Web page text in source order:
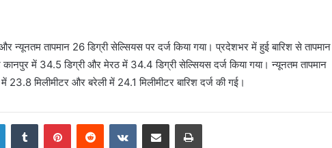
न्यूनतम तापमान 26 डिग्री सेल्सियस पर दर्ज किया गया। प्रदेशभर में हुई बारिश से तापमान
कानपुर में 34.5 डिग्री और मेरठ में 34.4 डिग्री सेल्सियस दर्ज किया गया। न्यूनतम तापमान
मिलीमीटर और बरेली में 24.1 मिलीमीटर बारिश दर्ज की गई।
LinkedInTumblr PinterestReddit VKontakteShare via Email Print